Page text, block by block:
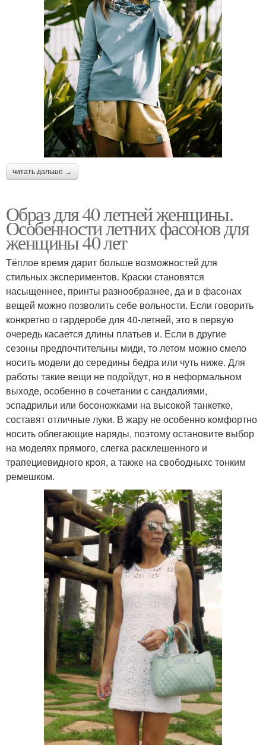
читать дальше →
Образ для 40 летней женщины.
Особенности летних фасонов для
женщины 40 лет
Тёплое время дарит больше возможностей для
стильных экспериментов. Краски становятся
насыщеннее, принты разнообразнее, да и в фасонах
вещей можно позволить себе вольности. Если говорить
конкретно о гардеробе для 40-летней, это в первую
очередь касается длины платьев и. Если в другие
сезоны предпочтительны миди, то летом можно смело
носить модели до середины бедра или чуть ниже. Для
работы такие вещи не подойдут, но в неформальном
выходе, особенно в сочетании с сандалиями,
эспадрильи или босоножками на высокой танкетке,
составят отличные луки. В жару не особенно комфортно
носить облегающие наряды, поэтому остановите выбор
на моделях прямого, слегка расклешенного и
трапециевидного кроя, а также на свободныхс тонким
ремешком.